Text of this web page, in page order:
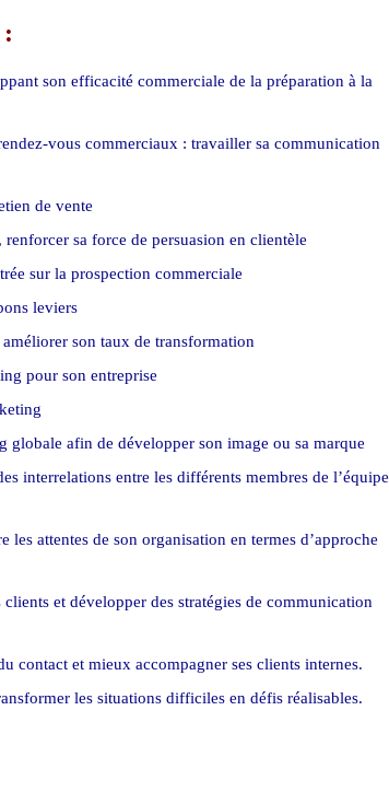
son efficacité commerciale de la préparation à la
vous commerciaux : travailler sa communication
de vente
sa force de persuasion en clientèle
sur la prospection commerciale
leviers
son taux de transformation
pour son entreprise
globale afin de développer son image ou sa marque
interrelations entre les différents membres de l’équipe
attentes de son organisation en termes d’approche
et développer des stratégies de communication
contact et mieux accompagner ses clients internes.
les situations difficiles en défis réalisables.